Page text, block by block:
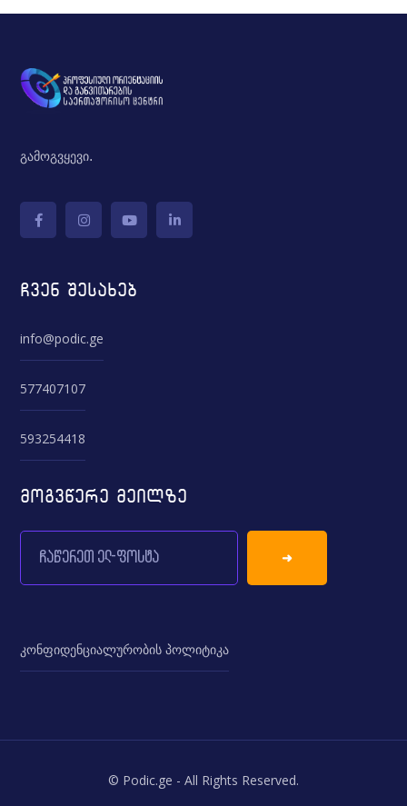
გამოგვყევი.
ჩვენ შესახებ
info@podic.ge
577407107
593254418
მოგვწერე მეილზე
კონფიდენციალურობის პოლიტიკა
© Podic.ge - All Rights Reserved.